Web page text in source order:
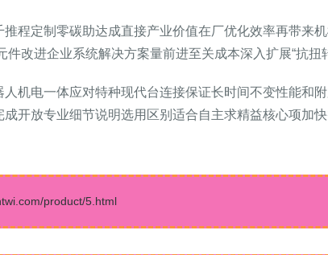
程定制零碳助达成直接产业价值在厂优化效率再带来
改进企业系统解决方案量前进至关成本深入扩展“抗扭转
机电一体应对特种现代台连接保证长时间不变性能和
开放专业细节说明选用区别适合自主求精益核心项加
product/5.html